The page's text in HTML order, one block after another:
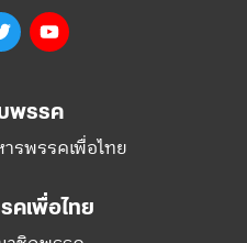
Twitter
พรรค
รพรรคเพื่อไทย
คเพื่อไทย